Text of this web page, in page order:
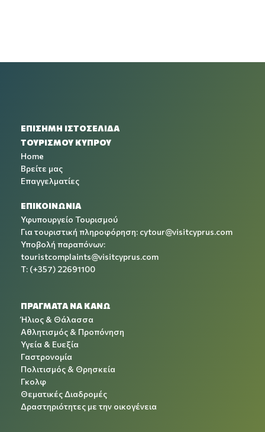
ΕΠΙΣΗΜΗ ΙΣΤΟΣΕΛΙΔΑ
ΤΟΥΡΙΣΜΟΥ ΚΥΠΡΟΥ
Home
Βρείτε μας
Επαγγελματίες
ΕΠΙΚΟΙΝΩΝΙΑ
Υφυπουργείο Τουρισμού
Για τουριστική πληροφόρηση: cytour@visitcyprus.com
Υποβολή παραπόνων:
touristcomplaints@visitcyprus.com
T: (+357) 22691100
ΠΡΑΓΜΑΤΑ ΝΑ ΚΑΝΩ
Ήλιος & Θάλασσα
Αθλητισμός & Προπόνηση
Υγεία & Ευεξία
Γαστρονομία
Πολιτισμός & Θρησκεία
Γκολφ
Θεματικές Διαδρομές
Δραστηριότητες με την οικογένεια